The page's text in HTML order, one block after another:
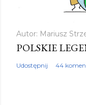
Autor: Mariusz
POLSKIE
Udostępnij 44